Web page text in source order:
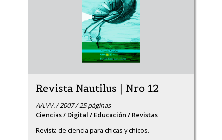
Revista Nautilus | Nro 12
AA.VV. / 2007 / 25 páginas
Ciencias / Digital / Educación / Revistas
Revista de ciencia para chicas y chicos.